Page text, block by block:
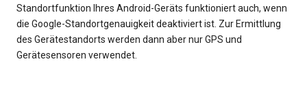
Standortfunktion Ihres Android-Geräts funktioniert auch, wenn
die Google-Standortgenauigkeit deaktiviert ist. Zur Ermittlung
des Gerätestandorts werden dann aber nur GPS und
Gerätesensoren verwendet.